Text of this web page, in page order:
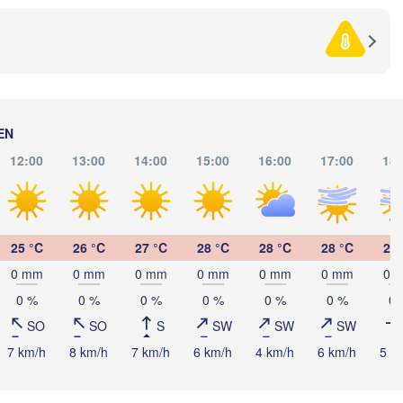
12:00
13:00 14:00 15:00 16:00 17:00
25 °C
0 mm
0 %
SO
7 km/h
26 °C
0 mm
0 %
SO
8 km/h
27 °C
0 mm
0 %
S
7 km/h
28 °C
0 mm
0 %
SW
6 km/h
28 °C
0 mm
0 %
SW
4 km/h
28 °C
0 mm
0 %
SW
6 km/h
27
0
0
5
București
(Odesa)
Севастополь
(Sevastopol)
Constanța
Кропивницький
(Kropyvnytskyi)
Brașov
Варна
(Varna)